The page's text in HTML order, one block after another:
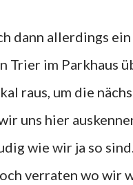
Trier im Parkhaus
raus, um die
uns hier
wie wir ja so
verraten wo wir